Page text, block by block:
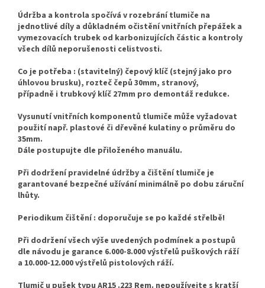
Údržba a kontrola spočívá v rozebrání tlumiče na
jednotlivé díly a důkladném očistění vnitřních přepážek a
vymezovacích trubek od karbonizujících částic a kontroly
všech dílů neporušenosti celistvosti.
Co je potřeba : (stavitelný) čepový klíč (stejný jako pro
úhlovou brusku), rozteč čepů 30mm, stranový,
případně i trubkový klíč 27mm pro demontáž redukce.
Vysunutí vnitřních komponentů tlumiče může vyžadovat
použití např. plastové či dřevěné kulatiny o průměru do
35mm.
Dále postupujte dle přiloženého manuálu.
Při dodržení pravidelné údržby a čištění tlumiče je
garantované bezpečné užívání minimálně po dobu záruční
lhůty.
Periodikum čištění : doporučuje se po každé střelbě!
Při dodržení všech výše uvedených podmínek a postupů
dle návodu je garance 6.000-8.000 výstřelů puškových ráží
a 10.000-12.000 výstřelů pistolových ráží.